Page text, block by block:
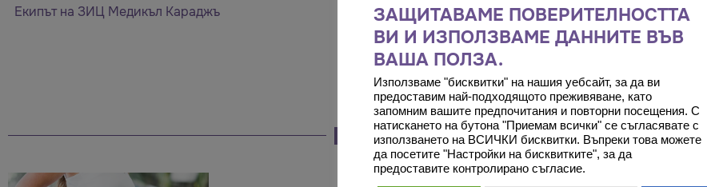
Екипът на ЗИЦ Медикъл Караджъ
ЗАЩИТАВАМЕ ПОВЕРИТЕЛНОСТТА
ВИ И ИЗПОЛЗВАМЕ ДАННИТЕ ВЪВ
ВАША ПОЛЗА.
Използваме "бисквитки" на нашия уебсайт, за да ви
предоставим най-подходящото преживяване, като
запомним вашите предпочитания и повторни посещения. С
натискането на бутона "Приемам всички" се съгласявате с
използването на ВСИЧКИ бисквитки. Въпреки това можете
да посетите "Настройки на бисквитките", за да
предоставите контролирано съгласие.